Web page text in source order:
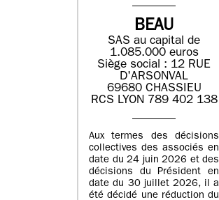
BEAU
SAS au capital de
1.085.000 euros
Siège social : 12 RUE
D'ARSONVAL
69680 CHASSIEU
RCS LYON 789 402 138
Aux termes des décisions
collectives des associés en
date du 24 juin 2026 et des
décisions du Président en
date du 30 juillet 2026, il a
été décidé une réduction du